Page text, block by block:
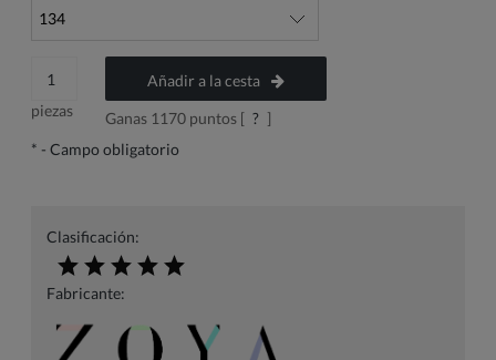
piezas
Añadir a la cesta
Ganas 1170puntos [ ? ]
* - Campo obligatorio
Clasificación:
Fabricante: